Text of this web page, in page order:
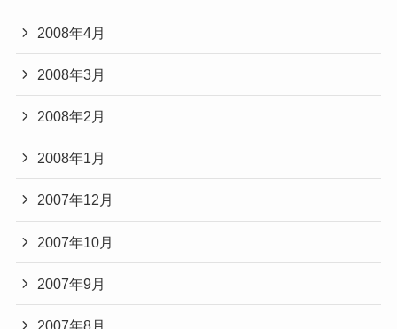
2008年4月
2008年3月
2008年2月
2008年1月
2007年12月
2007年10月
2007年9月
2007年8月